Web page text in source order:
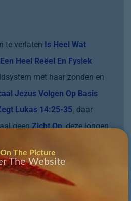
te verlaten Is Heel Wat
Heel Reëel En Fysiek
met haar zonden en
Jezus Volgen Op Basis
Lukas 14:25-35, daar
geen Zicht Op, deze jongen
hoge mind control
wereldorde,
gevaarlijk! De weg van
The Picture
The Website